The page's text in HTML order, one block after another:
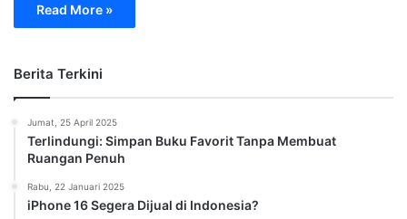
Read More »
Berita Terkini
Jumat, 25 April 2025
Terlindungi: Simpan Buku Favorit Tanpa Membuat
Ruangan Penuh
Rabu, 22 Januari 2025
iPhone 16 Segera Dijual di Indonesia?